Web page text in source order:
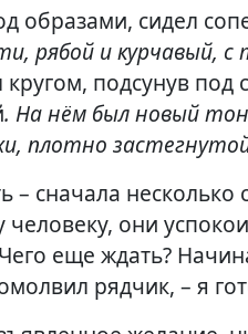
образами, сидел
рябой и курчавый,
подсунув под
. На нём был новый
плотно
– сначала
человеку, они
еще ждать?
рядчик, – я